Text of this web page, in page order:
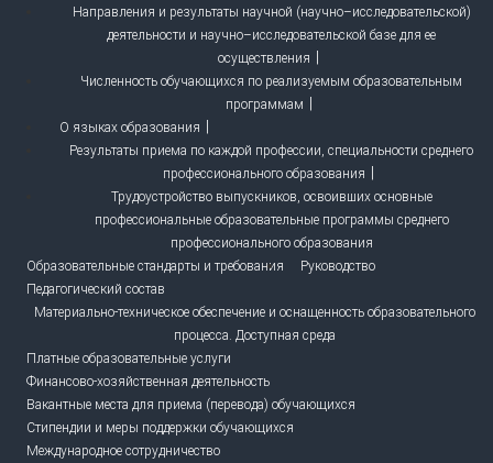
Направления и результаты научной (научно–исследовательской)
деятельности и научно–исследовательской базе для ее
осуществления
Численность обучающихся по реализуемым образовательным
программам
О языках образования
Результаты приема по каждой профессии, специальности среднего
профессионального образования
Трудоустройство выпускников, освоивших основные
профессиональные образовательные программы среднего
профессионального образования
Образовательные стандарты и требования
Руководство
Педагогический состав
Материально-техническое обеспечение и оснащенность образовательного
процесса. Доступная среда
Платные образовательные услуги
Финансово-хозяйственная деятельность
Вакантные места для приема (перевода) обучающихся
Стипендии и меры поддержки обучающихся
Международное сотрудничество